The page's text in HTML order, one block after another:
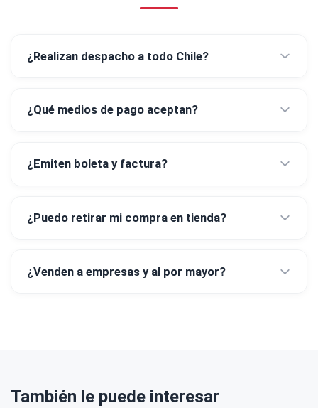
¿Realizan despacho a todo Chile?
¿Qué medios de pago aceptan?
¿Emiten boleta y factura?
¿Puedo retirar mi compra en tienda?
¿Venden a empresas y al por mayor?
También le puede interesar